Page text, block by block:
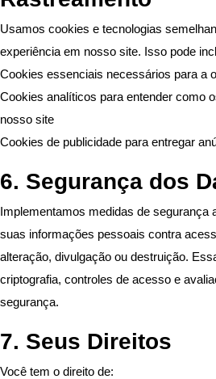
Usamos cookies e tecnologias
experiência em nosso site. Isso pode
Cookies essenciais necessários para a
Cookies analíticos para entender como
nosso site
Cookies de publicidade para entregar
6. Segurança dos
Implementamos medidas de segurança
suas informações pessoais contra
alteração, divulgação ou destruição.
criptografia, controles de acesso e
segurança.
7. Seus Direitos
Você tem o direito de: